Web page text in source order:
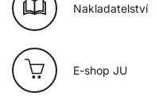
Nakladatelství
E-shop JU